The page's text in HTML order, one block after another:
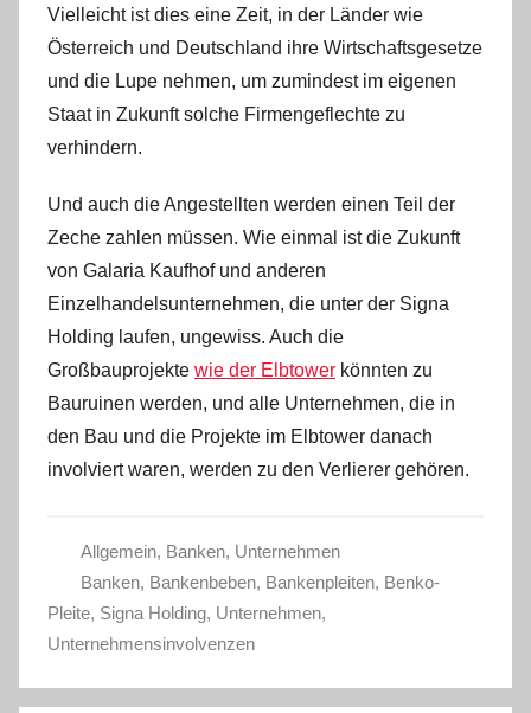
Vielleicht ist dies eine Zeit, in der Länder wie
Österreich und Deutschland ihre Wirtschaftsgesetze
und die Lupe nehmen, um zumindest im eigenen
Staat in Zukunft solche Firmengeflechte zu
verhindern.
Und auch die Angestellten werden einen Teil der
Zeche zahlen müssen. Wie einmal ist die Zukunft
von Galaria Kaufhof und anderen
Einzelhandelsunternehmen, die unter der Signa
Holding laufen, ungewiss. Auch die
Großbauprojekte wie der Elbtower könnten zu
Bauruinen werden, und alle Unternehmen, die in
den Bau und die Projekte im Elbtower danach
involviert waren, werden zu den Verlierer gehören.
Allgemein, Banken, Unternehmen
Banken, Bankenbeben, Bankenpleiten, Benko-
Pleite, Signa Holding, Unternehmen,
Unternehmensinvolvenzen